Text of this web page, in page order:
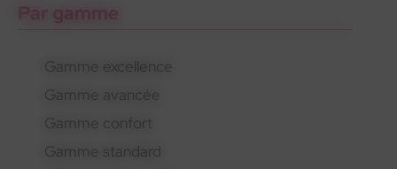
Par gamme
Gamme excellence
Gamme avancée
Gamme confort
Gamme standard